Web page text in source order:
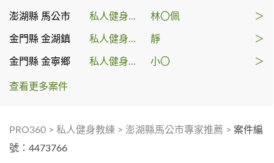
澎湖縣 馬公市 私人健身教練 林〇佩 ＞
金門縣 金湖鎮 私人健身教練 靜 ＞
金門縣 金寧鄉 私人健身教練 小〇 ＞
查看更多案件
PRO360 > 私人健身教練 > 澎湖縣馬公市專家推薦 > 案件編
號：4473766